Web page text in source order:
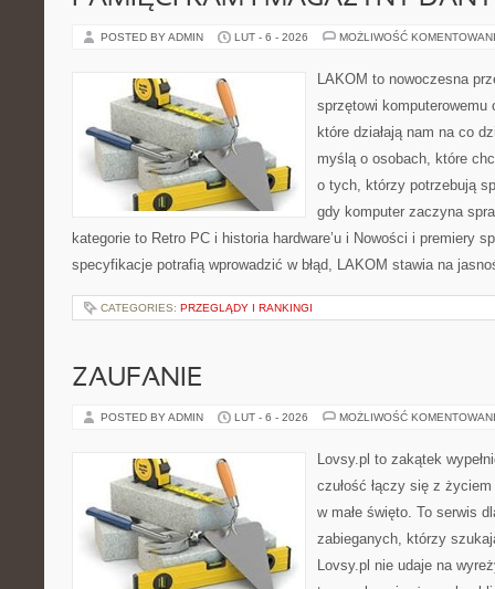
POSTED BY ADMIN LUT - 6 - 2026 MOŻLIWOŚĆ
LAKOM to nowoczesna
sprzętowi komputerowemu
które działają nam na co
myślą o osobach, które
o tych, którzy potrzebują
gdy komputer zaczyna
kategorie to Retro PC i historia hardware’u i Nowości i premiery
specyfikacje potrafią wprowadzić w błąd, LAKOM stawia na
CATEGORIES: PRZEGLĄDY I RANKINGI
ZAUFANIE
POSTED BY ADMIN LUT - 6 - 2026 MOŻLIWOŚĆ
Lovsy.pl to zakątek
czułość łączy się z
w małe święto. To serwis
zabieganych, którzy
Lovsy.pl nie udaje na